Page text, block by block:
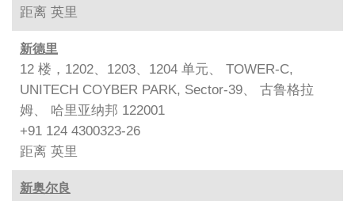
距离 英里
新德里
12 楼，1202、1203、1204 单元、 TOWER-C,
UNITECH COYBER PARK, Sector-39、 古鲁格拉
姆、 哈里亚纳邦 122001
+91 124 4300323-26
距离 英里
新奥尔良